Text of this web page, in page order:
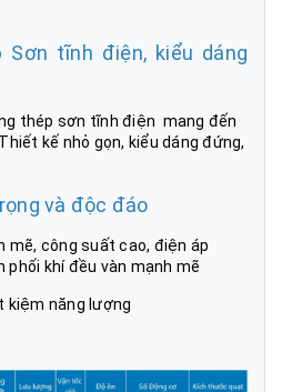
Sơn tĩnh điện, kiểu dáng
thép sơn tĩnh điện mang đến
kế nhỏ gọn, kiểu dáng đứng,
và độc đáo
mẽ, công suất cao, điện áp
phối khí đều vàn mạnh mẽ
kiệm năng lượng